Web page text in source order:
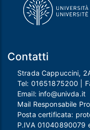
Contatti
Strada Cappuccini,
Tel: 01651875200 |
Email: info@univda.it
Mail Responsabile
Posta certificata:
P.IVA 01040890079